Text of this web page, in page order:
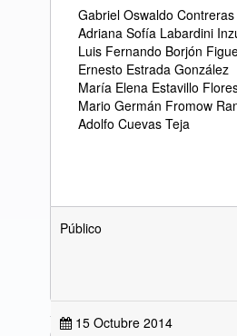
Gabriel Oswaldo
Adriana Sofía Labardini
Luis Fernando Borjón
Ernesto Estrada González
María Elena Estavillo
Mario Germán Fromow
Adolfo Cuevas Teja
Público
15 Octubre 2014